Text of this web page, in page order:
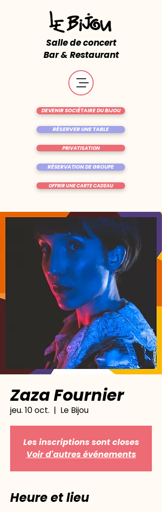
Salle de concert
Bar & Restaurant
RÉSERVER UNE TABLE
OFFRIR UNE CARTE CADEAU
DEVENIR SOCIÉTAIRE DU BIJOU
RÉSERVATION DE GROUPE
PRIVATISATION
Zaza Fournier
jeu. 10 oct.
  |
Le Bijou
Les inscriptions sont closes
Voir d'autres événements
Heure et lieu